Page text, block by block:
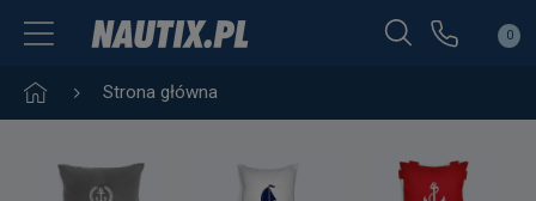
0
Strona główna